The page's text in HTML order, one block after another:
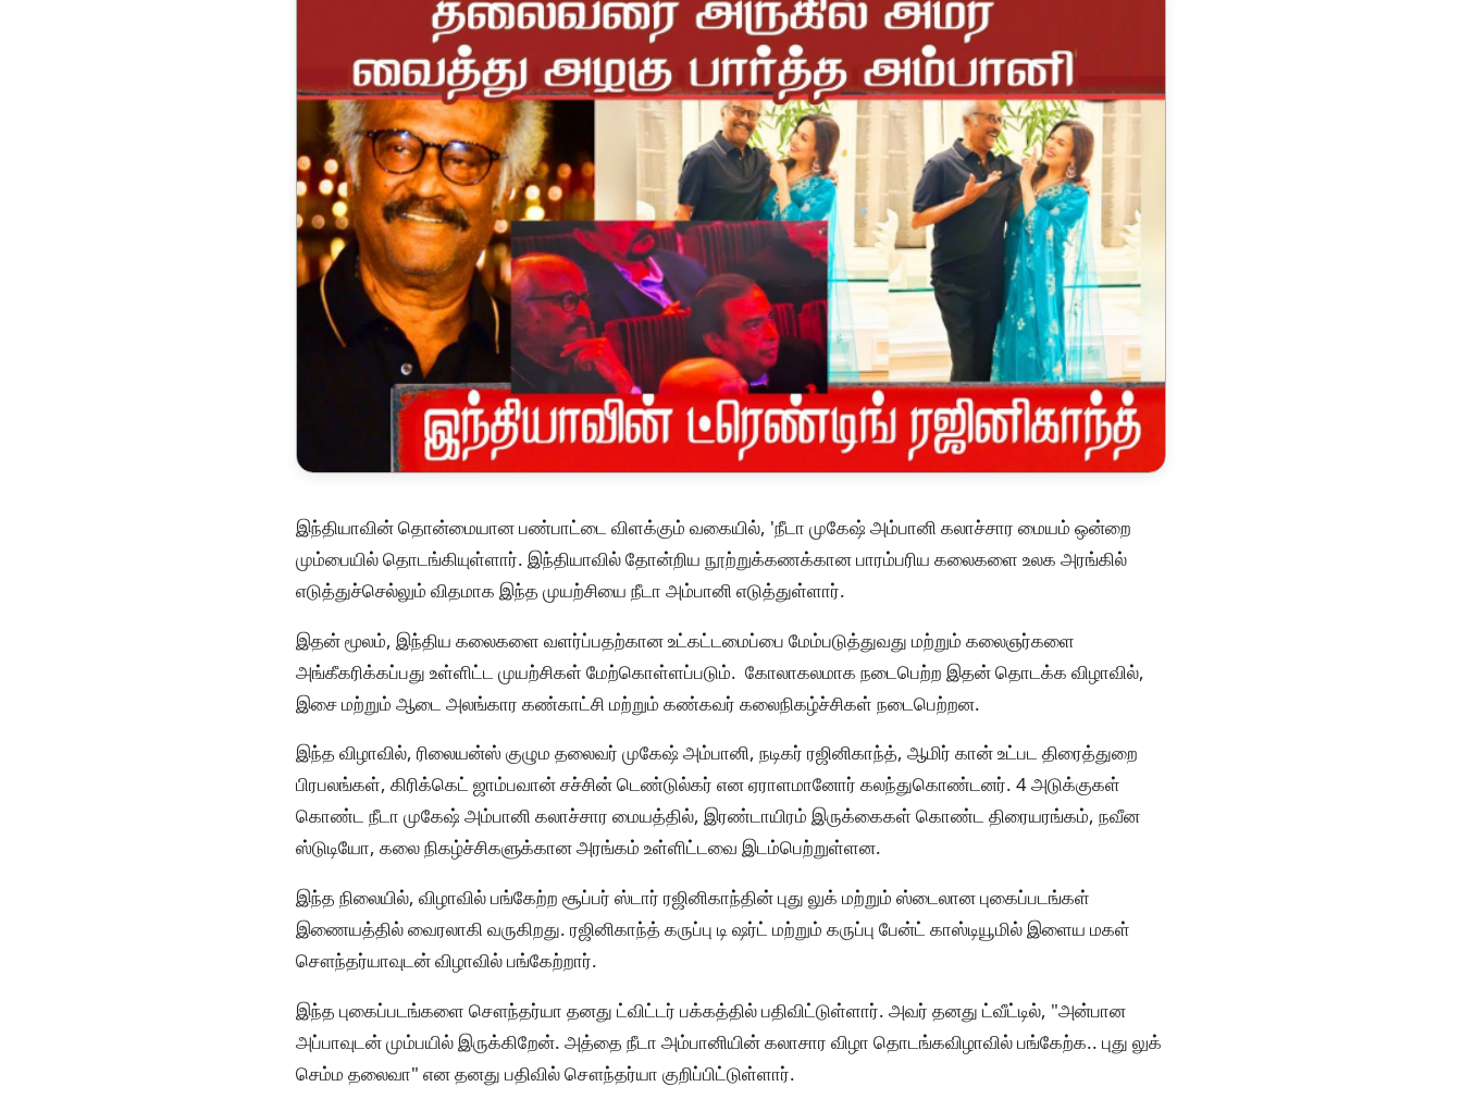
இந்தியாவின் தொன்மையான பண்பாட்டை விளக்கும் வகையில், 'நீடா முகேஷ் அம்பானி கலாச்சார மையம் ஒன்றை
மும்பையில் தொடங்கியுள்ளார். இந்தியாவில் தோன்றிய நூற்றுக்கணக்கான பாரம்பரிய கலைகளை உலக அரங்கில்
எடுத்துச்செல்லும் விதமாக இந்த முயற்சியை நீடா அம்பானி எடுத்துள்ளார்.
இதன் மூலம், இந்திய கலைகளை வளர்ப்பதற்கான உட்கட்டமைப்பை மேம்படுத்துவது மற்றும் கலைஞர்களை
அங்கீகரிக்கப்பது உள்ளிட்ட முயற்சிகள் மேற்கொள்ளப்படும். கோலாகலமாக நடைபெற்ற இதன் தொடக்க விழாவில்,
இசை மற்றும் ஆடை அலங்கார கண்காட்சி மற்றும் கண்கவர் கலைநிகழ்ச்சிகள் நடைபெற்றன.
இந்த விழாவில், ரிலையன்ஸ் குழும தலைவர் முகேஷ் அம்பானி, நடிகர் ரஜினிகாந்த், ஆமிர் கான் உட்பட திரைத்துறை
பிரபலங்கள், கிரிக்கெட் ஜாம்பவான் சச்சின் டெண்டுல்கர் என ஏராளமானோர் கலந்துகொண்டனர். 4 அடுக்குகள்
கொண்ட நீடா முகேஷ் அம்பானி கலாச்சார மையத்தில், இரண்டாயிரம் இருக்கைகள் கொண்ட திரையரங்கம், நவீன
ஸ்டுடியோ, கலை நிகழ்ச்சிகளுக்கான அரங்கம் உள்ளிட்டவை இடம்பெற்றுள்ளன.
இந்த நிலையில், விழாவில் பங்கேற்ற சூப்பர் ஸ்டார் ரஜினிகாந்தின் புது லுக் மற்றும் ஸ்டைலான புகைப்படங்கள்
இணையத்தில் வைரலாகி வருகிறது. ரஜினிகாந்த் கருப்பு டி ஷர்ட் மற்றும் கருப்பு பேன்ட் காஸ்டியூமில் இளைய மகள்
சௌந்தர்யாவுடன் விழாவில் பங்கேற்றார்.
இந்த புகைப்படங்களை சௌந்தர்யா தனது ட்விட்டர் பக்கத்தில் பதிவிட்டுள்ளார். அவர் தனது ட்வீட்டில், "அன்பான
அப்பாவுடன் மும்பயில் இருக்கிறேன். அத்தை நீடா அம்பானியின் கலாசார விழா தொடங்கவிழாவில் பங்கேற்க.. புது லுக்
செம்ம தலைவா" என தனது பதிவில் சௌந்தர்யா குறிப்பிட்டுள்ளார்.